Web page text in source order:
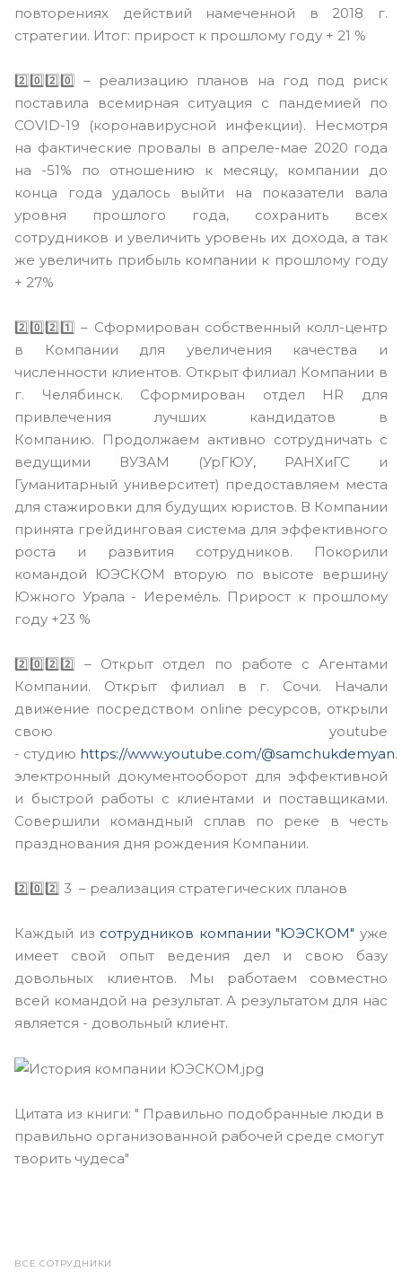
повторениях действий намеченной в 2018 г.
стратегии. Итог: прирост к прошлому году + 21 %
2️⃣0️⃣2️⃣0️⃣ – реализацию планов на год под риск
поставила всемирная ситуация с пандемией по
COVID-19 (коронавирусной инфекции). Несмотря
на фактические провалы в апреле-мае 2020 года
на -51% по отношению к месяцу, компании до
конца года удалось выйти на показатели вала
уровня прошлого года, сохранить всех
сотрудников и увеличить уровень их дохода, а так
же увеличить прибыль компании к прошлому году
+ 27%
2️⃣0️⃣2️⃣1️⃣ – Сформирован собственный колл-центр
в Компании для увеличения качества и
численности клиентов. Открыт филиал Компании в
г. Челябинск. Сформирован отдел HR для
привлечения лучших кандидатов в
Компанию. Продолжаем активно сотрудничать с
ведущими ВУЗАМ (УрГЮУ, РАНХиГС и
Гуманитарный университет) предоставляем места
для стажировки для будущих юристов. В Компании
принята грейдинговая система для эффективного
роста и развития сотрудников. Покорили
командой ЮЭСКОМ вторую по высоте вершину
Южного Урала - Иереме́ль. Прирост к прошлому
году +23 %
2️⃣0️⃣2️⃣2️⃣ – Открыт отдел по работе с Агентами
Компании. Открыт филиал в г. Сочи. Начали
движение посредством online ресурсов, открыли
свою youtube
- студию https://www.youtube.com/@samchukdemyan
электронный документооборот для эффективной
и быстрой работы с клиентами и поставщиками.
Совершили командный сплав по реке в честь
празднования дня рождения Компании.
2️⃣0️⃣2️⃣ 3 – реализация стратегических планов
Каждый из сотрудников компании"ЮЭСКОМ" уже
имеет свой опыт ведения дел и свою базу
довольных клиентов. Мы работаем совместно
всей командой на результат. А результатом для нас
является - довольный клиент.
Цитата из книги: " Правильно подобранные люди в
правильно организованной рабочей среде смогут
творить чудеса"
ВСЕ СОТРУДНИКИ